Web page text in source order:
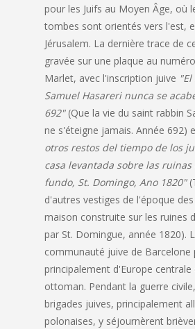
pour les Juifs au Moyen Âge, où
tombes sont orientés vers l'est,
Jérusalem. La dernière trace de
gravée sur une plaque au
Marlet, avec l'inscription juive
Samuel Hasareri nunca se
692"(Que la vie du saint rabbin
ne s'éteigne jamais. Année 692)
otros restos del tiempo de los
casa levantada sobre las
fundo, St. Domingo, Ano 1820"
d'autres vestiges de l'époque
maison construite sur les ruines
par St. Domingue, année 1820).
communauté juive de Barcelone
principalement d'Europe centrale
ottoman. Pendant la guerre
brigades juives, principalement
polonaises, y séjournèrent